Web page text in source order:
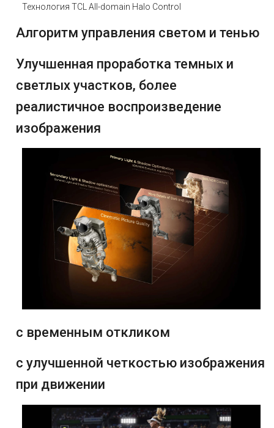
Технология TCL All-domain Halo Control
Алгоритм управления светом и тенью
Улучшенная проработка темных и
светлых участков, более
реалистичное воспроизведение
изображения
с временным откликом
с улучшенной четкостью изображения
при движении